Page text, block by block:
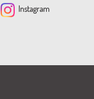
Instagram